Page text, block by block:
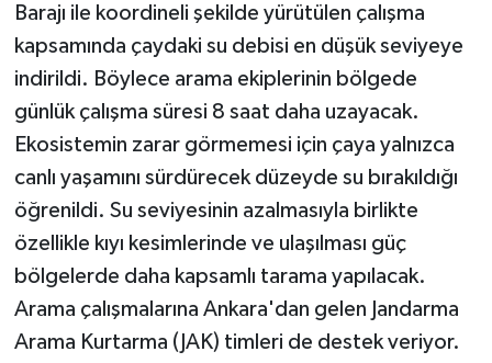
Barajı ile koordineli şekilde yürütülen çalışma
kapsamında çaydaki su debisi en düşük seviyeye
indirildi. Böylece arama ekiplerinin bölgede
günlük çalışma süresi 8 saat daha uzayacak.
Ekosistemin zarar görmemesi için çaya yalnızca
canlı yaşamını sürdürecek düzeyde su bırakıldığı
öğrenildi. Su seviyesinin azalmasıyla birlikte
özellikle kıyı kesimlerinde ve ulaşılması güç
bölgelerde daha kapsamlı tarama yapılacak.
Arama çalışmalarına Ankara'dan gelen Jandarma
Arama Kurtarma (JAK) timleri de destek veriyor.
Otomobil
POLİTİKA
Sağlık
SİYASET
SPOR HABERLERİ
TEKNOLOJİ